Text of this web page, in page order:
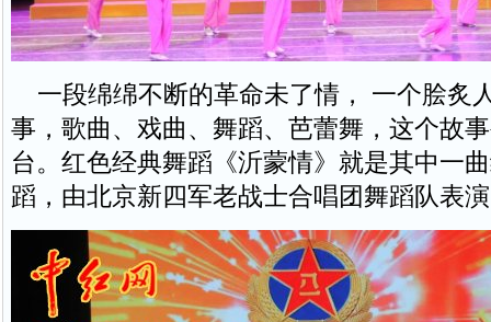
一段绵绵不断的革命未了情， 一个脍炙
事，歌曲、戏曲、舞蹈、芭蕾舞，这个故
台。红色经典舞蹈《沂蒙情》就是其中一
蹈，由北京新四军老战士合唱团舞蹈队表